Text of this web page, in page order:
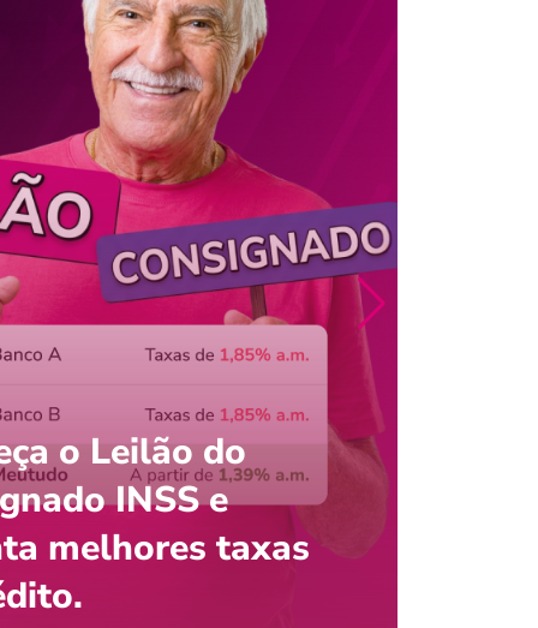
saldo do FGTS pelo
com o celular?
Jordão
o Leilão do
INSS e
melhores taxas